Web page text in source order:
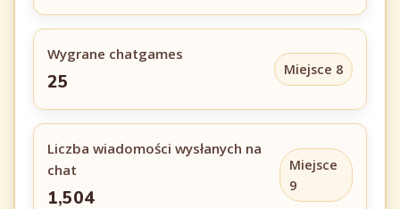
Wygrane chatgames
25
Miejsce 8
Liczba wiadomości wysłanych na
chat
1,504
Miejsce
9